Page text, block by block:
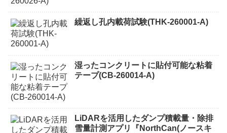
繰返し孔内載荷試験(THK-260001-A)
湿ったコンクリートに貼付可能な粘着
テープ(CB-260014-A)
LiDARを活用したダンプ積載量・除排
雪量計測アプリ『NorthCan(ノースキ